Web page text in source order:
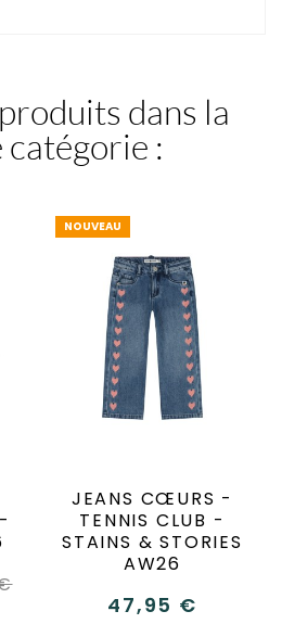
dans la
catégorie :
NOUVEAU
JEANS CŒURS -
TENNIS CLUB -
STAINS & STORIES
AW26
47,95 €